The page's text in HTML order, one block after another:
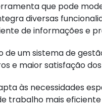
que pode
diversas
de informações e
de um sistema de
e maior satisfação
às necessidades
trabalho mais